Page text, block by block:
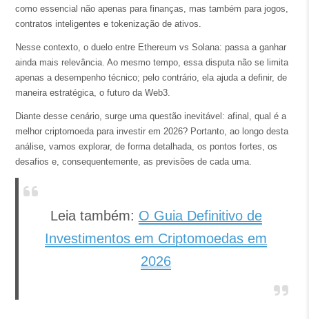
como essencial não apenas para finanças, mas também para jogos,
contratos inteligentes e tokenização de ativos.
Nesse contexto, o duelo entre Ethereum vs Solana: passa a ganhar
ainda mais relevância. Ao mesmo tempo, essa disputa não se limita
apenas a desempenho técnico; pelo contrário, ela ajuda a definir, de
maneira estratégica, o futuro da Web3.
Diante desse cenário, surge uma questão inevitável: afinal, qual é a
melhor criptomoeda para investir em 2026? Portanto, ao longo desta
análise, vamos explorar, de forma detalhada, os pontos fortes, os
desafios e, consequentemente, as previsões de cada uma.
Leia também: O Guia Definitivo de
Investimentos em Criptomoedas em
2026